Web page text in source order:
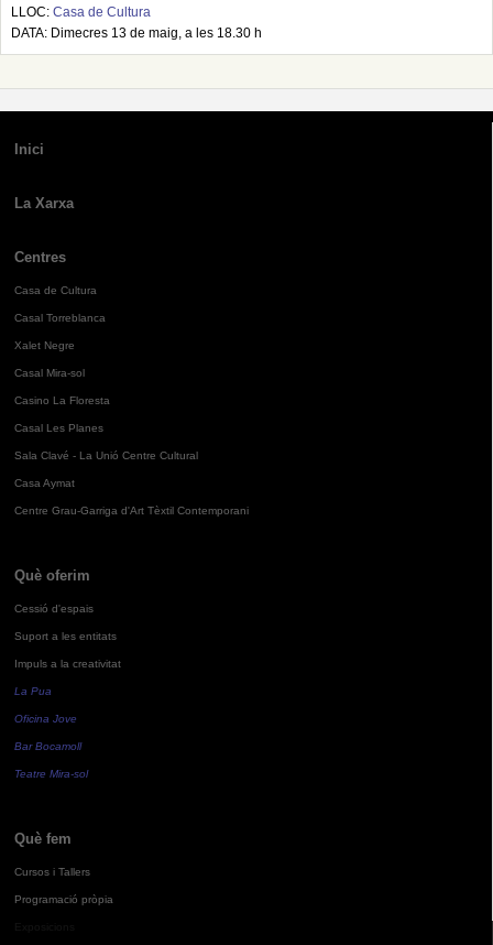
LLOC: Casa de Cultura
DATA: Dimecres 13 de maig, a les 18.30 h
Inici
La Xarxa
Centres
Casa de Cultura
Casal Torreblanca
Xalet Negre
Casal Mira-sol
Casino La Floresta
Casal Les Planes
Sala Clavé - La Unió Centre Cultural
Casa Aymat
Centre Grau-Garriga d'Art Tèxtil Contemporani
Què oferim
Cessió d'espais
Suport a les entitats
Impuls a la creativitat
La Pua
Oficina Jove
Bar Bocamoll
Teatre Mira-sol
Què fem
Cursos i Tallers
Programació pròpia